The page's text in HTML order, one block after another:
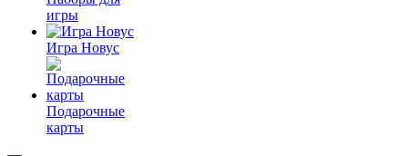
игры
Игра Новус
Подарочные
карты